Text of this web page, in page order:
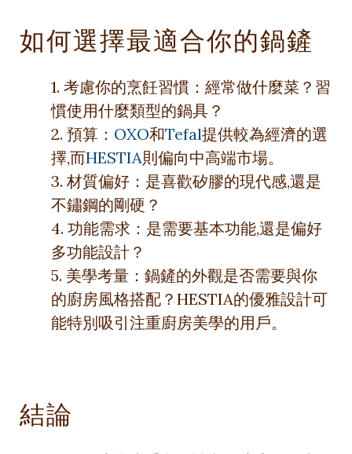
如何選擇最適合你的鍋鏟
1. 考慮你的烹飪習慣：經常做什麼菜？習
慣使用什麼類型的鍋具？
2. 預算： OXO和Tefal提供較為經濟的選
擇,而HESTIA則偏向中高端市場。
3. 材質偏好：是喜歡矽膠的現代感,還是
不鏽鋼的剛硬？
4. 功能需求：是需要基本功能,還是偏好
多功能設計？
5. 美學考量：鍋鏟的外觀是否需要與你
的廚房風格搭配？HESTIA的優雅設計可
能特別吸引注重廚房美學的用戶。
結論